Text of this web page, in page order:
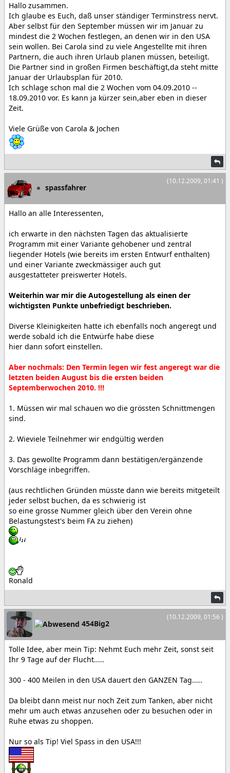
Hallo zusammen.
Ich glaube es Euch, daß unser ständiger Terminstress nervt.
Aber selbst für den September müssen wir im Januar zu
mindest die 2 Wochen festlegen, an denen wir in den USA
sein wollen. Bei Carola sind zu viele Angestellte mit ihren
Partnern, die auch ihren Urlaub planen müssen, beteiligt.
Die Partner sind in großen Firmen beschäftigt,da steht mitte
Januar der Urlaubsplan für 2010.
Ich schlage schon mal die 2 Wochen vom 04.09.2010 --
18.09.2010 vor. Es kann ja kürzer sein,aber eben in dieser
Zeit.
Viele Grüße von Carola & Jochen
(10.12.2009, 01:41 )
spassfahrer
Hallo an alle Interessenten,
ich erwarte in den nächsten Tagen das aktualisierte
Programm mit einer Variante gehobener und zentral
liegender Hotels (wie bereits im ersten Entwurf enthalten)
und einer Variante zweckmässiger auch gut
ausgestatteter preiswerter Hotels.
Weiterhin war mir die Autogestellung als einen der
wichtigsten Punkte unbefriedigt beschrieben.
Diverse Kleinigkeiten hatte ich ebenfalls noch angeregt und
werde sobald ich die Entwürfe habe diese
hier dann sofort einstellen.
Aber nochmals: Den Termin legen wir fest angeregt war die
letzten beiden August bis die ersten beiden
Septemberwochen 2010. !!!
1. Müssen wir mal schauen wo die grössten Schnittmengen
sind.
2. Wieviele Teilnehmer wir endgültig werden
3. Das gewollte Programm dann bestätigen/ergänzende
Vorschläge inbegriffen.
(aus rechtlichen Gründen müsste dann wie bereits mitgeteilt
jeder selbst buchen, da es schwierig ist
so eine grosse Nummer gleich über den Verein ohne
Belastungstest's beim FA zu ziehen)
Ronald
(10.12.2009, 01:56 )
454Big2
Tolle Idee, aber mein Tip: Nehmt Euch mehr Zeit, sonst seit
Ihr 9 Tage auf der Flucht.....
300 - 400 Meilen in den USA dauert den GANZEN Tag.....
Da bleibt dann meist nur noch Zeit zum Tanken, aber nicht
mehr um auch etwas anzusehen oder zu besuchen oder in
Ruhe etwas zu shoppen.
Nur so als Tip! Viel Spass in den USA!!!